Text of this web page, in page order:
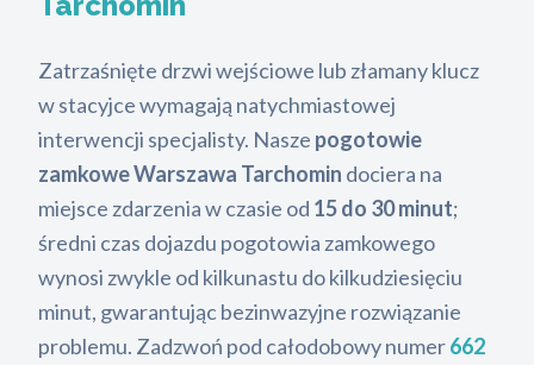
Zatrzaśnięte drzwi wejściowe lub złamany klucz
w stacyjce wymagają natychmiastowej
interwencji specjalisty. Nasze pogotowie
zamkowe Warszawa Tarchomin dociera na
miejsce zdarzenia w czasie od 15 do 30 minut;
średni czas dojazdu pogotowia zamkowego
wynosi zwykle od kilkunastu do kilkudziesięciu
minut, gwarantując bezinwazyjne rozwiązanie
problemu. Zadzwoń pod całodobowy numer662